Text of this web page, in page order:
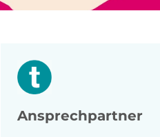
Ansprechpartner